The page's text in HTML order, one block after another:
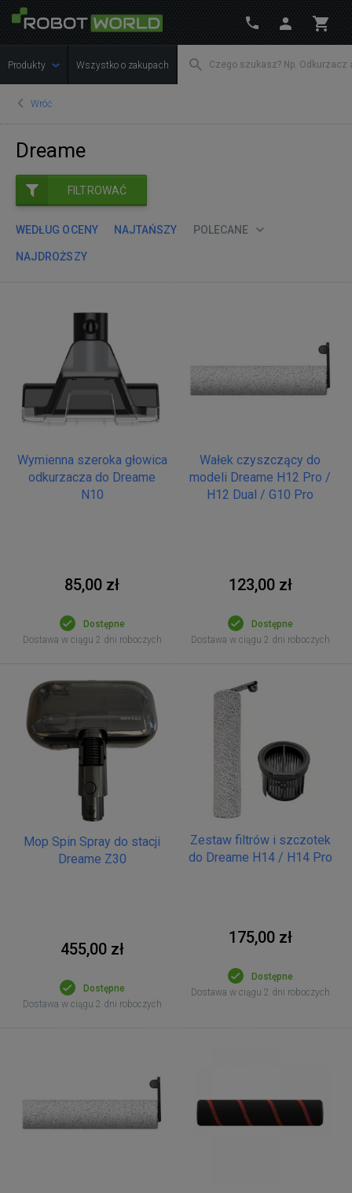
Produkty Wszystko o zakupach
Wróć
Dreame
FILTROWAĆ
WEDŁUG OCENY NAJTAŃSZY POLECANE
NAJDROŻSZY
Wymienna szeroka głowica
odkurzacza do Dreame
N10
85,00 zł
Dostępne
Dostawa w ciągu 2 dni roboczych
Wałek czyszczący do
modeli Dreame H12 Pro /
H12 Dual / G10 Pro
123,00 zł
Dostępne
Dostawa w ciągu 2 dni roboczych
Mop Spin Spray do stacji
Dreame Z30
455,00 zł
Dostępne
Dostawa w ciągu 2 dni roboczych
Zestaw filtrów i szczotek
do Dreame H14 / H14 Pro
175,00 zł
Dostępne
Dostawa w ciągu 2 dni roboczych